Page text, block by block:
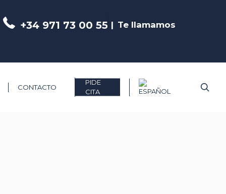
Te llamamos
+34 971 73 00 55
CONTACTO
PIDE
CITA